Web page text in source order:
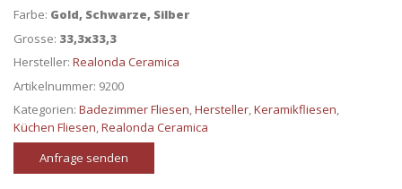
Farbe: Gold, Schwarze, Silber
Grosse: 33,3x33,3
Hersteller: Realonda Ceramica
Artikelnummer: 9200
Kategorien: Badezimmer Fliesen,Hersteller,Keramikfliesen,
Küchen Fliesen,Realonda Ceramica
Anfrage senden